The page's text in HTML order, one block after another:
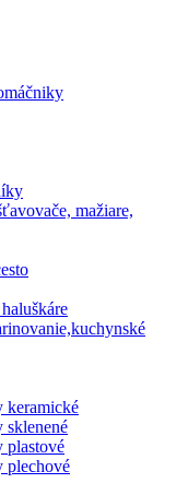
mažiare,
keramické
sklenené
plastové
plechové